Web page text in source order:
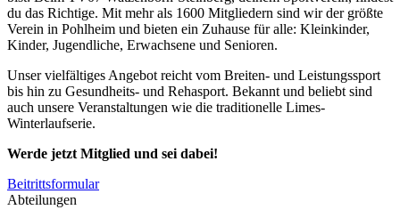
du das Richtige. Mit mehr als 1600 Mitgliedern sind wir der größte
Verein in Pohlheim und bieten ein Zuhause für alle: Kleinkinder,
Kinder, Jugendliche, Erwachsene und Senioren.
Unser vielfältiges Angebot reicht vom Breiten- und Leistungssport
bis hin zu Gesundheits- und Rehasport. Bekannt und beliebt sind
auch unsere Veranstaltungen wie die traditionelle Limes-
Winterlaufserie.
Werde jetzt Mitglied und sei dabei!
Beitrittsformular
Abteilungen